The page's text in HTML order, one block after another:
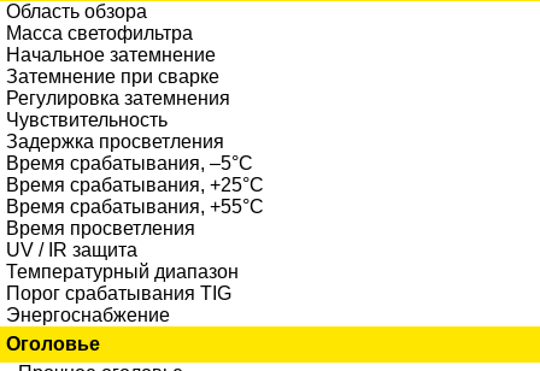
Область обзора
Масса светофильтра
Начальное затемнение
Затемнение при сварке
Регулировка затемнения
Чувствительность
Задержка просветления
Время срабатывания, –5°C
Время срабатывания, +25°C
Время срабатывания, +55°C
Время просветления
UV / IR защита
Температурный диапазон
Порог срабатывания TIG
Энергоснабжение
Оголовье